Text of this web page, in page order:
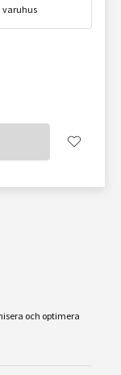
varuhus
och optimera